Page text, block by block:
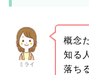
ミライ
概念
知る
落ち